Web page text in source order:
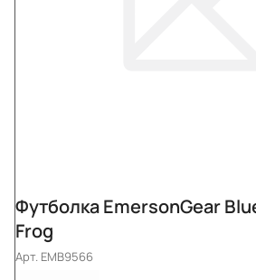
Футболка EmersonGear
Frog
Арт. EMB9566